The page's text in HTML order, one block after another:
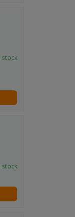
stock
stock